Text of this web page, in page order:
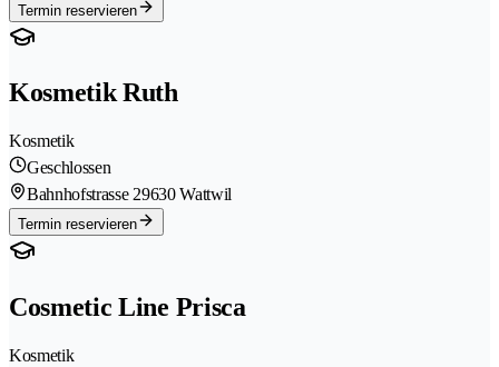
Termin reservieren
Kosmetik Ruth
Kosmetik
Geschlossen
Bahnhofstrasse 29630 Wattwil
Termin reservieren
Cosmetic Line Prisca
Kosmetik